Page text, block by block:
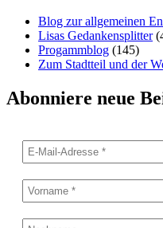
Blog zur allgemeinen
Lisas Gedankensplitter
Progammblog (145)
Zum Stadtteil und der
Abonniere neue